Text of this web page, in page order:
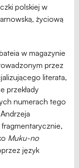
polskiej w
życiową
w magazynie
przez
literata,
przekłady
numerach tego
Muku-no
język